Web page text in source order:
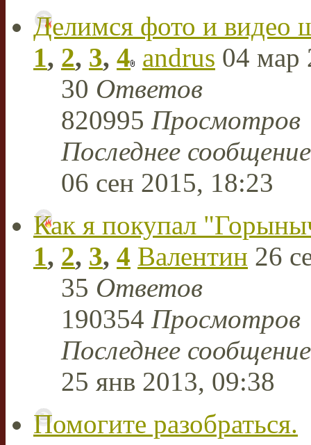
Делимся фото и видео
1, 2, 3, 4 andrus 04 мар
30 Ответов
820995 Просмотров
Последнее
06 сен 2015, 18:23
Как я покупал
1, 2, 3, 4 Валентин 26
35 Ответов
190354 Просмотров
Последнее
25 янв 2013, 09:38
Помогите разобраться.